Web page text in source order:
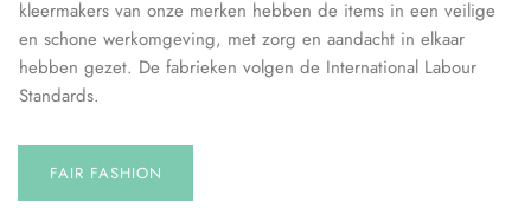
kleermakers van onze merken hebben de items in een veilige
en schone werkomgeving, met zorg en aandacht in elkaar
hebben gezet. De fabrieken volgen de International Labour
Standards.
FAIR FASHION